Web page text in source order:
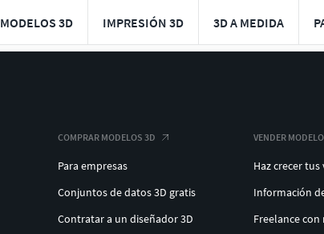
MODELOS 3D IMPRESIÓN 3D 3D A MEDIDA
COMPRAR MODELOS 3D
Para empresas
Conjuntos de datos 3D gratis
Contratar a un diseñador 3D
VENDER
Haz crecer tus
Información
Freelance